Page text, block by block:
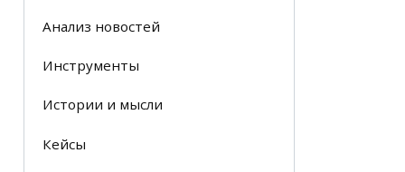
Анализ новостей
Инструменты
Истории и мысли
Кейсы